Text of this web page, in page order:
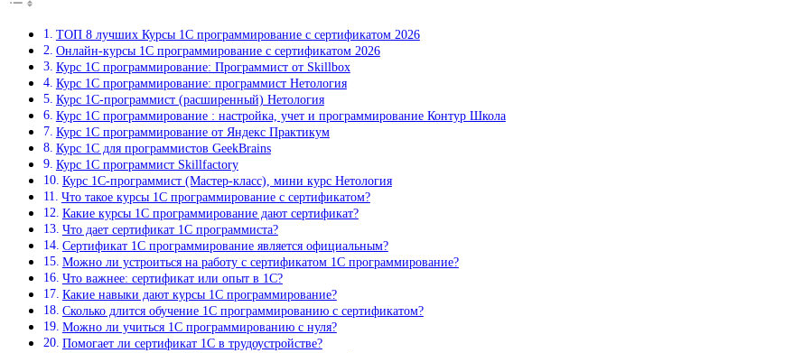
ТОП 8 лучших Курсы 1С программирование с сертификатом 2026
Онлайн-курсы 1С программирование с сертификатом 2026
Курс 1С программирование: Программист от Skillbox
Курс 1С программирование: программист Нетология
Курс 1С‑программист (расширенный) Нетология
Курс 1С программирование : настройка, учет и программирование Контур Школа
Курс 1С программирование от Яндекс Практикум
Курс 1С для программистов GeekBrains
Курс 1С программист Skillfactory
Курс 1С‑программист (Мастер-класс), мини курс Нетология
Что такое курсы 1С программирование с сертификатом?
Какие курсы 1С программирование дают сертификат?
Что дает сертификат 1С программиста?
Сертификат 1С программирование является официальным?
Можно ли устроиться на работу с сертификатом 1С программирование?
Что важнее: сертификат или опыт в 1С?
Какие навыки дают курсы 1С программирование?
Сколько длится обучение 1С программированию с сертификатом?
Можно ли учиться 1С программированию с нуля?
Помогает ли сертификат 1С в трудоустройстве?